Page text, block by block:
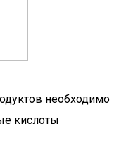
необходимо
кислоты